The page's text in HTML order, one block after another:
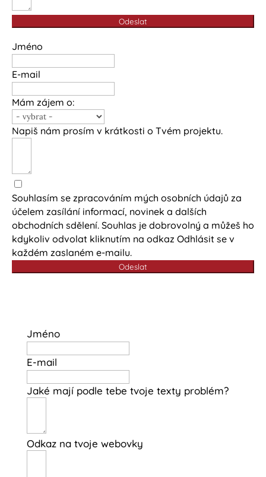
Odeslat
Jméno
E-mail
Mám zájem o:
Napiš nám prosím v krátkosti o Tvém projektu.
Souhlasím se zpracováním mých osobních údajů za
účelem zasílání informací, novinek a dalších
obchodních sdělení. Souhlas je dobrovolný a můžeš ho
kdykoliv odvolat kliknutím na odkaz Odhlásit se v
každém zaslaném e-mailu.
Odeslat
Jméno
E-mail
Jaké mají podle tebe tvoje texty problém?
Odkaz na tvoje webovky